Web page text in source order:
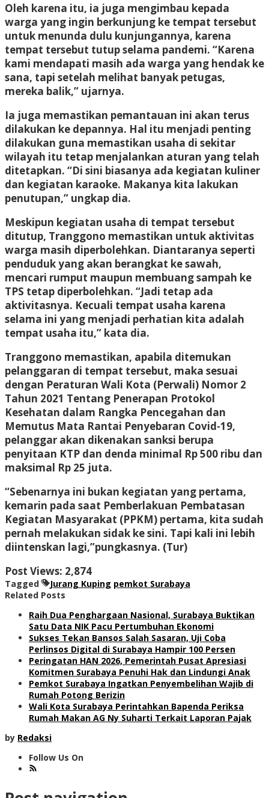
Oleh karena itu, ia juga mengimbau kepada
warga yang ingin berkunjung ke tempat tersebut
untuk menunda dulu kunjungannya, karena
tempat tersebut tutup selama pandemi. “Karena
kami mendapati masih ada warga yang hendak ke
sana, tapi setelah melihat banyak petugas,
mereka balik,” ujarnya.
Ia juga memastikan pemantauan ini akan terus
dilakukan ke depannya. Hal itu menjadi penting
dilakukan guna memastikan usaha di sekitar
wilayah itu tetap menjalankan aturan yang telah
ditetapkan. “Di sini biasanya ada kegiatan kuliner
dan kegiatan karaoke. Makanya kita lakukan
penutupan,” ungkap dia.
Meskipun kegiatan usaha di tempat tersebut
ditutup, Tranggono memastikan untuk aktivitas
warga masih diperbolehkan. Diantaranya seperti
penduduk yang akan berangkat ke sawah,
mencari rumput maupun membuang sampah ke
TPS tetap diperbolehkan. “Jadi tetap ada
aktivitasnya. Kecuali tempat usaha karena
selama ini yang menjadi perhatian kita adalah
tempat usaha itu,” kata dia.
Tranggono memastikan, apabila ditemukan
pelanggaran di tempat tersebut, maka sesuai
dengan Peraturan Wali Kota (Perwali) Nomor 2
Tahun 2021 Tentang Penerapan Protokol
Kesehatan dalam Rangka Pencegahan dan
Memutus Mata Rantai Penyebaran Covid-19,
pelanggar akan dikenakan sanksi berupa
penyitaan KTP dan denda minimal Rp 500 ribu dan
maksimal Rp 25 juta.
“Sebenarnya ini bukan kegiatan yang pertama,
kemarin pada saat Pemberlakuan Pembatasan
Kegiatan Masyarakat (PPKM) pertama, kita sudah
pernah melakukan sidak ke sini. Tapi kali ini lebih
diintenskan lagi,”pungkasnya. (Tur)
Post Views: 2,874
Tagged Jurang Kuping pemkot Surabaya
Related Posts
Raih Dua Penghargaan Nasional, Surabaya Buktikan
Satu Data NIK Pacu Pertumbuhan Ekonomi
Sukses Tekan Bansos Salah Sasaran, Uji Coba
Perlinsos Digital di Surabaya Hampir 100 Persen
Peringatan HAN 2026, Pemerintah Pusat Apresiasi
Komitmen Surabaya Penuhi Hak dan Lindungi Anak
Pemkot Surabaya Ingatkan Penyembelihan Wajib di
Rumah Potong Berizin
Wali Kota Surabaya Perintahkan Bapenda Periksa
Rumah Makan AG Ny Suharti Terkait Laporan Pajak
by Redaksi
Follow Us On